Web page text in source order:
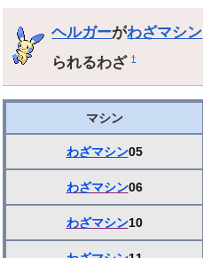
ヘルガーがわざマシン
られるわざ†
マシン
わざマシン05
わざマシン06
わざマシン10